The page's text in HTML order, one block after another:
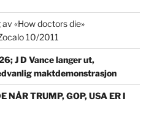
«How doctors die»
10/2011
J D Vance langer ut,
maktdemonstrasjon
NÅR TRUMP, GOP, USA ER I